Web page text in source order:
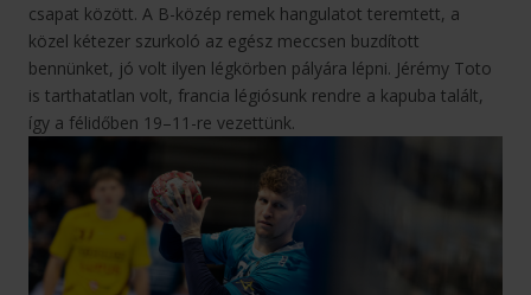
csapat között. A B-közép remek hangulatot teremtett, a
közel kétezer szurkoló az egész meccsen buzdított
bennünket, jó volt ilyen légkörben pályára lépni. Jérémy Toto
is tarthatatlan volt, francia légiósunk rendre a kapuba talált,
így a félidőben 19–11-re vezettünk.